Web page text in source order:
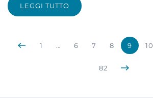
LEGGI TUTTO
1 … 6 7 8 9 10
82